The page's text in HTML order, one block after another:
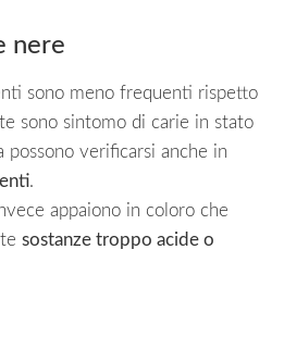
nere
sono meno frequenti rispetto
sono sintomo di carie in stato
possono verificarsi anche in
.
appaiono in coloro che
sostanze troppo acide o